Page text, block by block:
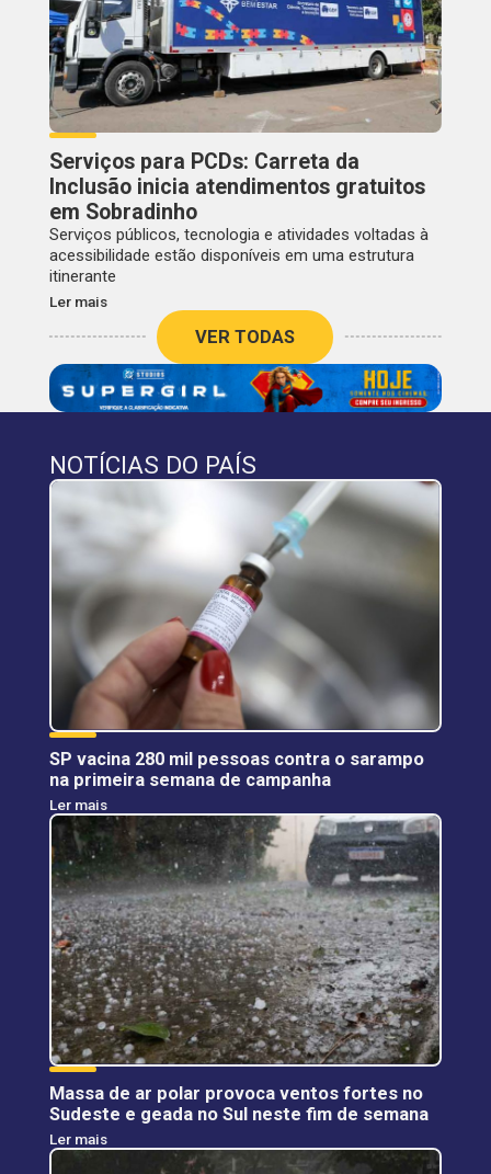
Serviços para PCDs: Carreta da
Inclusão inicia atendimentos gratuitos
em Sobradinho
Serviços públicos, tecnologia e atividades voltadas à
acessibilidade estão disponíveis em uma estrutura
itinerante
Ler mais
VER TODAS
NOTÍCIAS DO PAÍS
SP vacina 280 mil pessoas contra o sarampo
na primeira semana de campanha
Ler mais
Massa de ar polar provoca ventos fortes no
Sudeste e geada no Sul neste fim de semana
Ler mais